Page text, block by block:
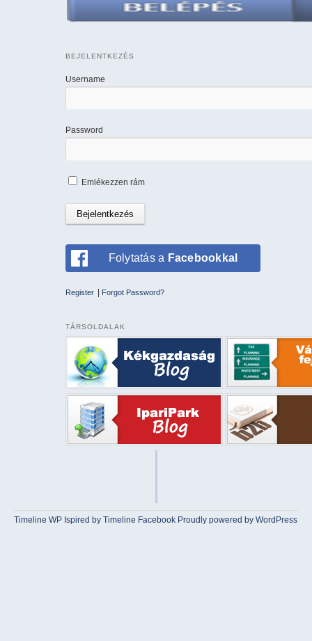
BEJELENTKEZÉS
Username
Password
Emlékezzen rám
Folytatás a Facebookkal
Register Forgot Password?
TÁRSOLDALAK
Timeline WP Ispired byTimeline Facebook Proudly powered by WordPress